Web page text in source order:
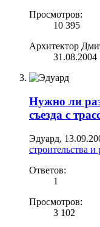
Просмотров:
10 395
Архитектор
31.08.2004
Нужно ли
съезда с
Эдуард,
строительства и
Ответов:
1
Просмотров:
3 102